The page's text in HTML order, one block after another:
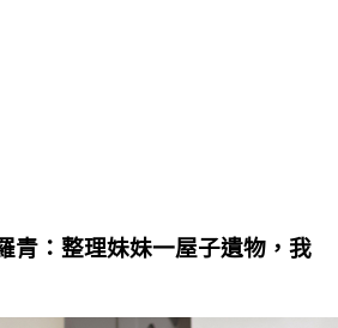
青：整理妹妹一屋子遺物，我